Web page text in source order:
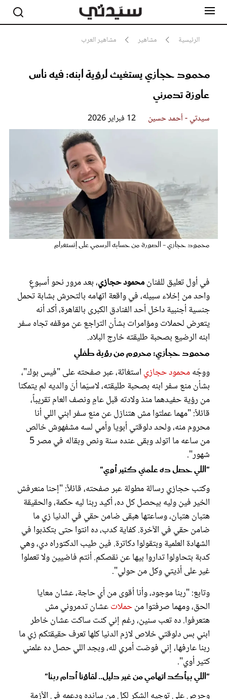
الرئيسية مشاهير مشاهير العرب
محمود حجازي يستغيث لرؤية ابنه: فيه ناس
عاوزة تدمرني
سيدتي - أحمد حسين 12 فبراير 2026
محمود حجازي - الصورة من حسابه الرسمي على إنستغرام
في أول تعليق للفنانمحمود حجازي، بعد مرور نحو أسبوعٍ
واحد من إخلاء سبيله، في واقعة اتهامه بالتحرش بشابة تحمل
جنسية أجنبية داخل أحد الفنادق الكبرى بالقاهرة، أكد أنه
يتعرض لحملات ومؤامرات بشأن التراجع عن موقفه تجاه سفر
ابنه الرضيع بصحبة طليقته خارج البلاد.
محمود حجازي: محروم من رؤية طفلي
ووجّهمحمود حجازي استغاثة، عبر صفحته على "فيس بوك"،
بشأن منع سفر ابنه بصحبة طليقته، لاسيّما أنّ والديه لم يتمكنا
من رؤية حفيدهما منذ ولادته قبل عامٍ ونصف العام تقريباً،
قائلاً: "مهما عملتوا مش هتنازل عن منع سفر ابني اللي أنا
محروم منه، ولحد دلوقتي أبويا وأمي لسه مشفهوش خالص
من ساعه ما اتولد وبقى عنده سنة ونص وبقاله في مصر 5
شهور".
"اللي حصل ده علمني كتير أوي"
وكتب حجازي رسالة مطولة عبر صفحته، قائلاً: "إحنا منعرفش
الخير فين وليه بيحصل كل ده، أكيد ربنا ليه حكمة، والحقيقة
هتبان هتبان، وساعتها هبقى ضامن حقي في الدنيا زي ما
ضامن حقي في الآخرة. كفاية كدب، ده انتوا حتى بتكذبوا في
الشهادة العلمية وبتقولوا دكاترة. فين طيب الدكتوراه دي، وهي
كدبة بتحاولوا تداروا بيها عن نقصكم. أنتم فاضيين ولا تعملوا
غير على أذيتي وكل من حولي".
وتابع: "ربنا موجود، وأنا أقوى من أي حاجة، عشان معايا
الحق، ومهما صرفتوا منحملاتعشان تدمروني مش
هتعرفوا. ده تعب سنين، رغم إني كنت ساكت عشان خاطر
ابني بس دلوقتي خلاص لازم الدنيا كلها تعرف حقيقتكم زي ما
ربنا عارفها، إني فوضت أمري لله، وبجد اللي حصل ده علمني
كتير أوي".
"اللي بيأكد اتهامي من غير دليل.. لقاؤنا أدام ربنا"
وحرص على توجيه الشكر لكل من سانده ودعمه في الأزمة
مشاهير
جمال
سيدتي وطفلك
لايف ستايل
مقالات الرأي
عروس سيدتي
مجلة سيدتي
غلاف رفمي